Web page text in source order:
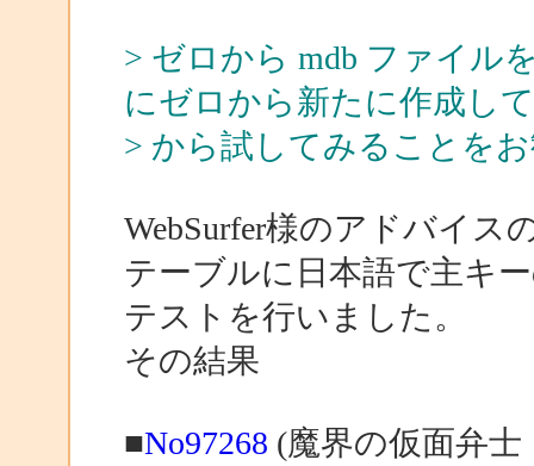
> ゼロから mdb ファイル
にゼロから新たに作成し
> から試してみることを
WebSurfer様のアドバイス
テーブルに日本語で主キ
テストを行いました。
その結果
■No97268 (魔界の仮面弁